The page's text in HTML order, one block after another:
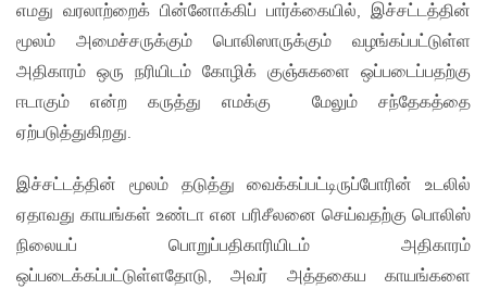
எமது வரலாற்றைக் பின்னோக்கிப் பார்க்கையில், இச்சட்டத்தின்
மூலம் அமைச்சருக்கும் பொலிஸாருக்கும் வழங்கப்பட்டுள்ள
அதிகாரம் ஒரு நரியிடம் கோழிக் குஞ்சுகளை ஒப்படைப்பதற்கு
ஈடாகும் என்ற கருத்து எமக்கு மேலும் சந்தேகத்தை
ஏற்படுத்துகிறது.
இச்சட்டத்தின் மூலம் தடுத்து வைக்கப்பட்டிருப்போரின் உடலில்
ஏதாவது காயங்கள் உண்டா என பரிசீலனை செய்வதற்கு பொலிஸ்
நிலையப் பொறுப்பதிகாரியிடம் அதிகாரம்
ஒப்படைக்கப்பட்டுள்ளதோடு, அவர் அத்தகைய காயங்களை